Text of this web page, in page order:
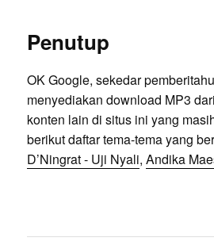
Penutup
OK Google, sekedar
menyediakan download MP3
konten lain di situs ini yang
berikut daftar tema-tema yang
D’Ningrat - Uji Nyali, Andika